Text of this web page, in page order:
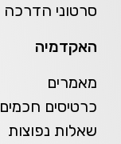
סרטוני הדרכה
האקדמיה
מאמרים
כרטיסים חכמים
שאלות נפוצות